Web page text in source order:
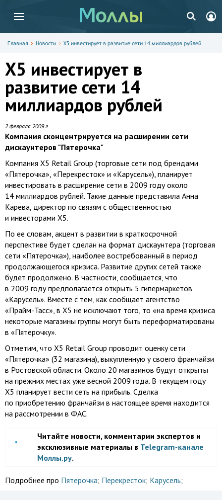
Главная Новости X5 инвестирует в развитие сети 14 миллиардов рублей
X5 инвестирует в
развитие сети 14
миллиардов рублей
2 февраля 2009 г.
Компания сконцентрируется на расширении сети
дискаунтеров "Пятерочка"
Компания X5 Retail Group (торговые сети под брендами
«Пятерочка», «Перекресток» и «Карусель»), планирует
инвестировать в расширение сети в 2009 году около
14 миллиардов рублей. Такие данные представила Анна
Карева, директор по связям с общественностью
и инвесторами X5.
По ее словам, акцент в развитии в краткосрочной
перспективе будет сделан на формат дискаунтера (торговая
сети «Пятерочка»), наиболее востребованный в период
продолжающегося кризиса. Развитие других сетей также
будет продолжено. В частности, сообщается, что
в 2009 году предполагается открыть 5 гипермаркетов
«Карусель». Вместе с тем, как сообщает агентство
«Прайм-Тасс», в X5 не исключают того, то «на время кризиса
некоторые магазины группы могут быть переформатированы
в «Пятерочку».
Отметим, что X5 Retail Group проводит оценку сети
«Пятерочка» (32 магазина), выкупленную у своего франчайзи
в Ростовской области. Около 20 магазинов будут открыты
на прежних местах уже весной 2009 года. В текущем году
X5 планирует вести сеть на прибыль. Сделка
по приобретению франчайзи в настоящее время находится
на рассмотрении в ФАС.
Читайте новости, комментарии экспертов и
эксклюзивные материалы в Telegram-канале
Моллы.ру.
Подробнее про Пятерочка; Перекресток; Карусель;